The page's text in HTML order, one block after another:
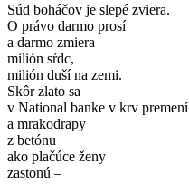
Súd boháčov je slepé zviera.
O právo darmo prosí
a darmo zmiera
milión sŕdc,
milión duší na zemi.
Skôr zlato sa
v National banke v krv premení
a mrakodrapy
z betónu
ako plačúce ženy
zastonú –